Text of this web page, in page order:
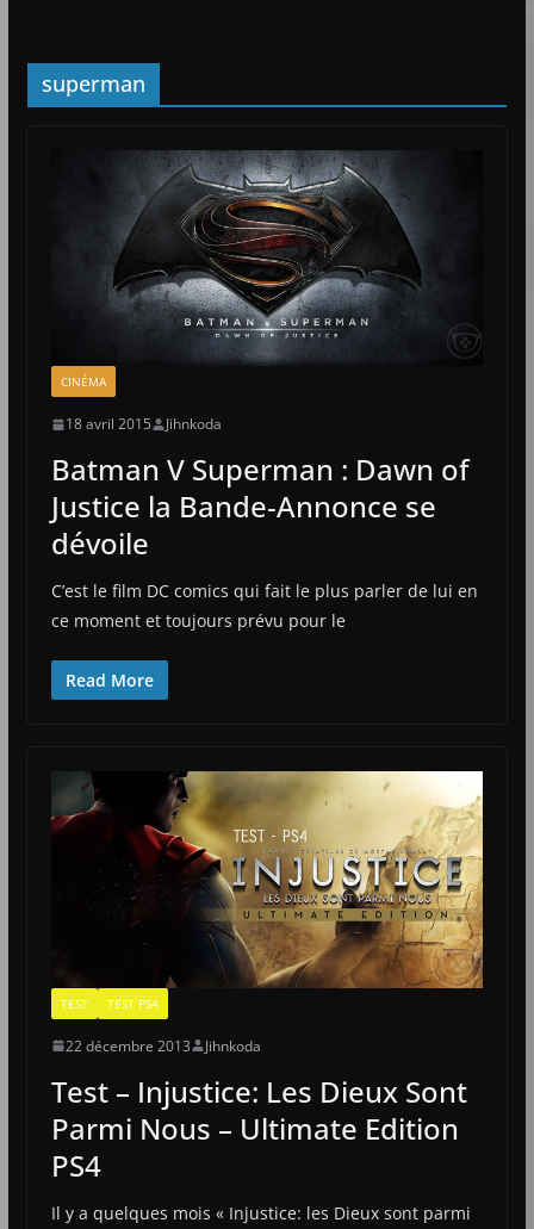
superman
CINÉMA
18 avril 2015 Jihnkoda
Batman V Superman : Dawn of
Justice la Bande-Annonce se
dévoile
C’est le film DC comics qui fait le plus parler de lui en
ce moment et toujours prévu pour le
Read More
TEST TEST PS4
22 décembre 2013 Jihnkoda
Test – Injustice: Les Dieux Sont
Parmi Nous – Ultimate Edition
PS4
Il y a quelques mois « Injustice: les Dieux sont parmi